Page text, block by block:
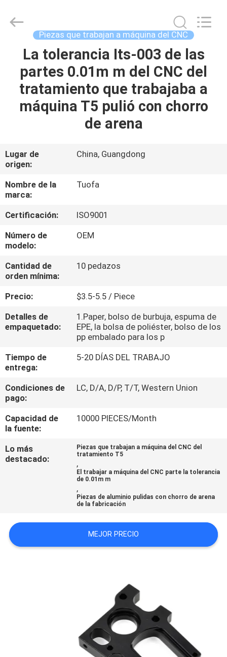
CASA.
PRODUCTOS
NOSOTROS
RECORRIDO
POR
LA
FÁBRICA
CONTROL
CALIDAD
CONTACTA
CON
NOSOTROS
NOTICIAS
SOLICITAR
UNA
DEL
SITIO
Tuofa
Technology
Piezas que trabajan a máquina del CNC
La tolerancia Its-003 de las
partes 0.01m m del CNC del
tratamiento que trabajaba a
máquina T5 pulió con chorro
de arena
Lugar de
origen:
China, Guangdong
Nombre de la
marca:
Tuofa
Certificación:
ISO9001
Número de
modelo:
OEM
Cantidad de
orden mínima:
10 pedazos
Precio:
$3.5-5.5 / Piece
Detalles de
empaquetado:
1.Paper, bolso de burbuja, espuma de
EPE, la bolsa de poliéster, bolso de los
pp embalado para los p
Tiempo de
entrega:
5-20 DÍAS DEL TRABAJO
Condiciones de
pago:
LC, D/A, D/P, T/T, Western Union
Capacidad de
la fuente:
10000 PIECES/Month
Lo más
destacado:
Piezas que trabajan a máquina del CNC del
tratamiento T5
,
El trabajar a máquina del CNC parte la tolerancia
de 0.01m m
,
Piezas de aluminio pulidas con chorro de arena
de la fabricación
MEJOR PRECIO